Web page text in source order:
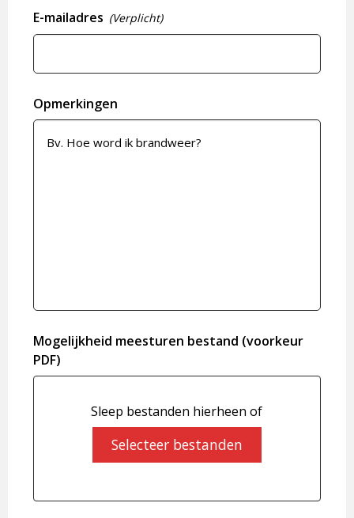
E-mailadres (Verplicht)
Opmerkingen
Mogelijkheid meesturen bestand (voorkeur
PDF)
Sleep bestanden hierheen of
Selecteer bestanden